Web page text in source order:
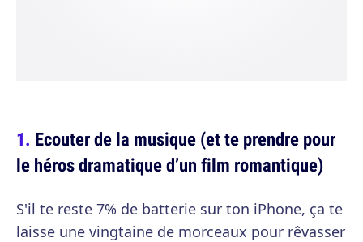
Ecouter de la musique (et te prendre pour
le héros dramatique d’un film romantique)
S'il te reste 7% de batterie sur ton iPhone, ça te
laisse une vingtaine de morceaux pour rêvasser